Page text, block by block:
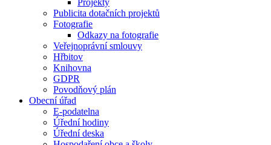
Projekty
Publicita dotačních projektů
Fotografie
Odkazy na fotografie
Veřejnoprávní smlouvy
Hřbitov
Knihovna
GDPR
Povodňový plán
Obecní úřad
E-podatelna
Úřední hodiny
Úřední deska